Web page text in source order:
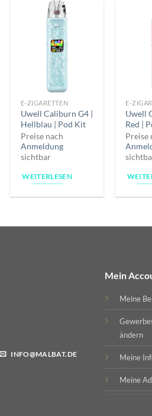
E-ZIGARETTEN
Uwell Caliburn G4 |
Hellblau | Pod Kit
Preise nach
Anmeldung
sichtbar
WEITERLESEN
E-
Uwell
Red |
Preise
INFO@MALBAT.DE
Mein
Meine
ändern
Meine
Meine